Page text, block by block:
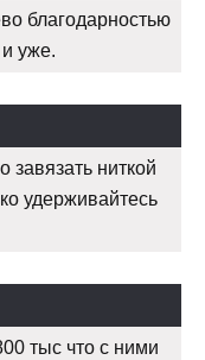
благодарностью
уже.
ниткой
удерживайтесь
тыс что с ними